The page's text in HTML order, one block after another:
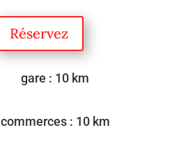
Réservez
gare : 10 km
commerces : 10 km